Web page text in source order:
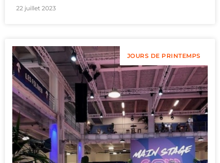
22 juillet 2023
JOURS DE PRINTEMPS